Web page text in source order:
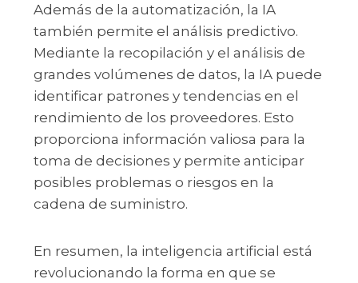
Además de la automatización, la IA
también permite el análisis predictivo.
Mediante la recopilación y el análisis de
grandes volúmenes de datos, la IA puede
identificar patrones y tendencias en el
rendimiento de los proveedores. Esto
proporciona información valiosa para la
toma de decisiones y permite anticipar
posibles problemas o riesgos en la
cadena de suministro.
En resumen, la inteligencia artificial está
revolucionando la forma en que se